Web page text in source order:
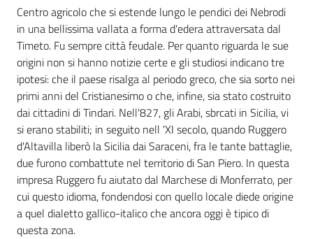
Centro agricolo che si estende lungo le pendici dei Nebrodi
in una bellissima vallata a forma d'edera attraversata dal
Timeto. Fu sempre città feudale. Per quanto riguarda le sue
origini non si hanno notizie certe e gli studiosi indicano tre
ipotesi: che il paese risalga al periodo greco, che sia sorto nei
primi anni del Cristianesimo o che, infine, sia stato costruito
dai cittadini di Tindari. Nell'827, gli Arabi, sbrcati in Sicilia, vi
si erano stabiliti; in seguito nell 'XI secolo, quando Ruggero
d'Altavilla liberò la Sicilia dai Saraceni, fra le tante battaglie,
due furono combattute nel territorio di San Piero. In questa
impresa Ruggero fu aiutato dal Marchese di Monferrato, per
cui questo idioma, fondendosi con quello locale diede origine
a quel dialetto gallico-italico che ancora oggi è tipico di
questa zona.